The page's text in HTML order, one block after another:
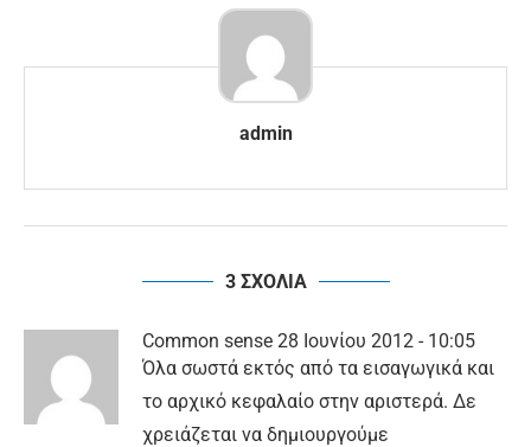
admin
3 ΣΧΟΛΙΑ
Common sense 28 Ιουνίου 2012 - 10:05
Όλα σωστά εκτός από τα εισαγωγικά και
το αρχικό κεφαλαίο στην αριστερά. Δε
χρειάζεται να δημιουργούμε